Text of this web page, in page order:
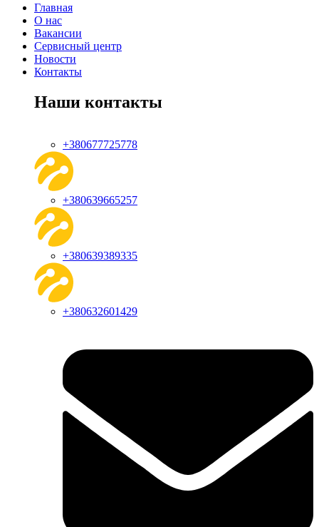
Главная
О нас
Вакансии
Сервисный центр
Новости
Контакты
Наши контакты
+380677725778
+380639665257
+380639389335
+380632601429